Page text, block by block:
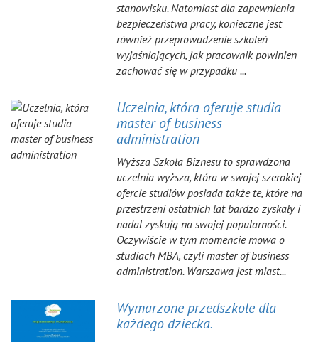
stanowisku. Natomiast dla zapewnienia
bezpieczeństwa pracy, konieczne jest
również przeprowadzenie szkoleń
wyjaśniających, jak pracownik powinien
zachować się w przypadku ...
Uczelnia, która oferuje studia
master of business
administration
Wyższa Szkoła Biznesu to sprawdzona
uczelnia wyższa, która w swojej szerokiej
ofercie studiów posiada także te, które na
przestrzeni ostatnich lat bardzo zyskały i
nadal zyskują na swojej popularności.
Oczywiście w tym momencie mowa o
studiach MBA, czyli master of business
administration. Warszawa jest miast...
Wymarzone przedszkole dla
każdego dziecka.